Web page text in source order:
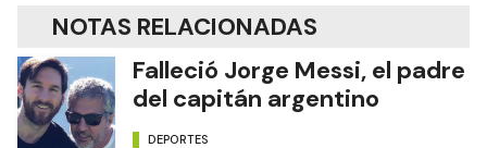
NOTAS RELACIONADAS
Falleció Jorge Messi, el padre
del capitán argentino
DEPORTES